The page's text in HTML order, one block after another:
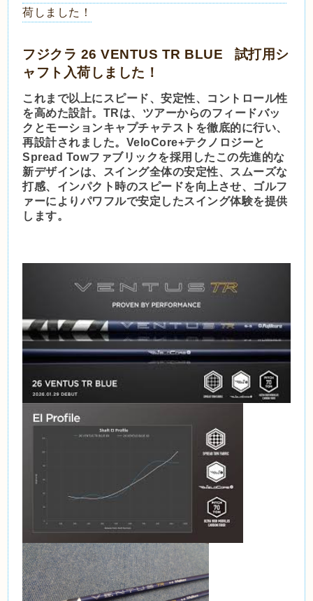
荷しました！
フジクラ 26 VENTUS TR BLUE 試打用シ
ャフト入荷しました！
これまで以上にスピード、安定性、コントロール性
を高めた設計。TRは、ツアーからのフィードバッ
クとモーションキャプチャテストを徹底的に行い、
再設計されました。VeloCore+テクノロジーと
Spread Towファブリックを採用したこの先進的な
新デザインは、スイング全体の安定性、スムーズな
打感、インパクト時のスピードを向上させ、ゴルフ
ァーによりパワフルで安定したスイング体験を提供
します。